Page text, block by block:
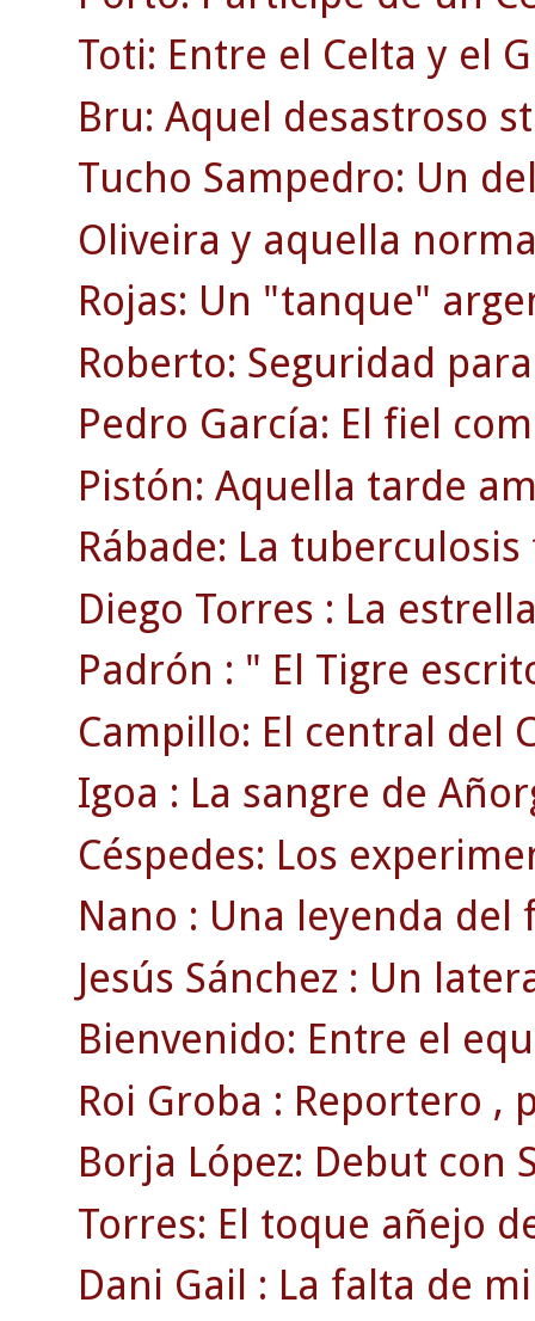
Toti: Entre el Celta y el
Bru: Aquel desastroso
Tucho Sampedro: Un
Oliveira y aquella
Rojas: Un "tanque"
Roberto: Seguridad
Pedro García: El fiel
Pistón: Aquella tarde
Rábade: La
Diego Torres : La
Padrón : " El Tigre
Campillo: El central del
Igoa : La sangre de
Céspedes: Los
Nano : Una leyenda
Jesús Sánchez : Un
Bienvenido: Entre el
Roi Groba : Reportero ,
Borja López: Debut con
Torres: El toque añejo
Dani Gail : La falta de